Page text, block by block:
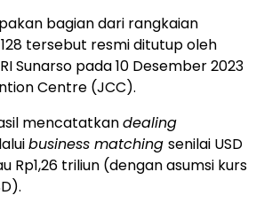
bagian dari rangkaian
tersebut resmi ditutup oleh
Sunarso pada 10 Desember 2023
Centre (JCC).
mencatatkandealing
business matching senilai USD
Rp1,26 triliun (dengan asumsi kurs